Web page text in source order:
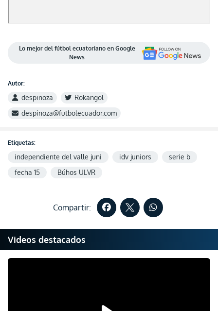
Lo mejor del fútbol ecuatoriano en Google
News
Autor:
despinoza
Rokangol
despinoza@futbolecuador.com
Etiquetas:
independiente del valle juni idv juniors
serie b
fecha 15
Búhos ULVR
Compartir:
Videos destacados